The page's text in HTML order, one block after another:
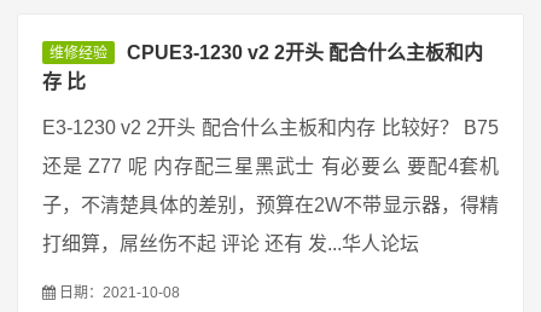
维修经验
CPUE3-1230 v2 2开头 配合什么主板和内
存 比
E3-1230 v2 2开头 配合什么主板和内存 比较好？ B75
还是 Z77 呢 内存配三星黑武士 有必要么 要配4套机
子，不清楚具体的差别，预算在2W不带显示器，得精
打细算，屌丝伤不起 评论 还有 发...华人论坛
日期：2021-10-08